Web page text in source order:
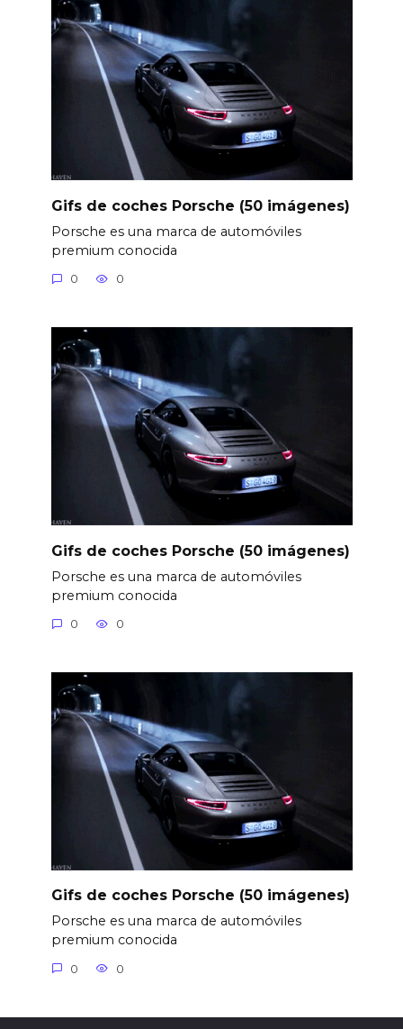
Gifs de coches Porsche (50 imágenes)
Porsche es una marca de automóviles
premium conocida
0 0
Gifs de coches Porsche (50 imágenes)
Porsche es una marca de automóviles
premium conocida
0 0
Gifs de coches Porsche (50 imágenes)
Porsche es una marca de automóviles
premium conocida
0 0